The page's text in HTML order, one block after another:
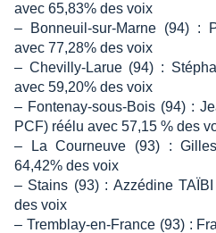
avec 65,83% des voix
– Bonneuil-sur-Marne (94) :
avec 77,28% des voix
– Chevilly-Larue (94) :
avec 59,20% des voix
– Fontenay-sous-Bois (94) :
PCF) réélu avec 57,15 % des
– La Courneuve (93) :
64,42% des voix
– Stains (93) : Azzédine
des voix
– Tremblay-en-France (93) :